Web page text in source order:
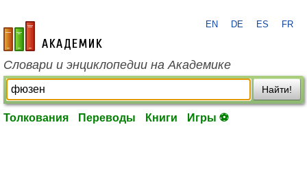
academic.ru
EN DE ES FR
Словари и энциклопедии на Академике
Найти!
Толкования Переводы Книги Игры ⚽